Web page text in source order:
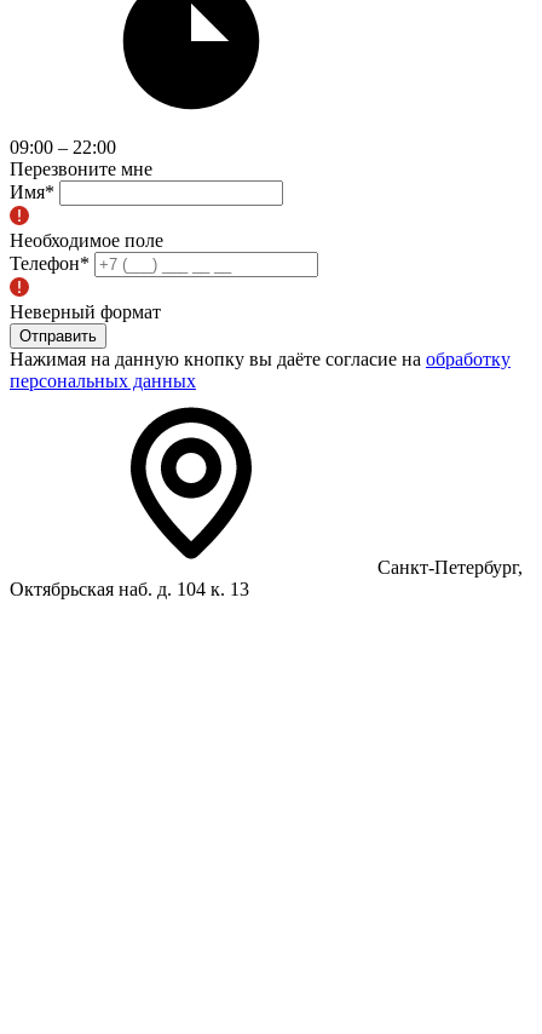
09:00 – 22:00
Перезвоните мне
Имя*
Необходимое поле
Телефон*
Неверный формат
Отправить
Нажимая на данную кнопку вы даёте согласие на обработку
персональных данных
Санкт-Петербург,
Октябрьская наб. д. 104 к. 13